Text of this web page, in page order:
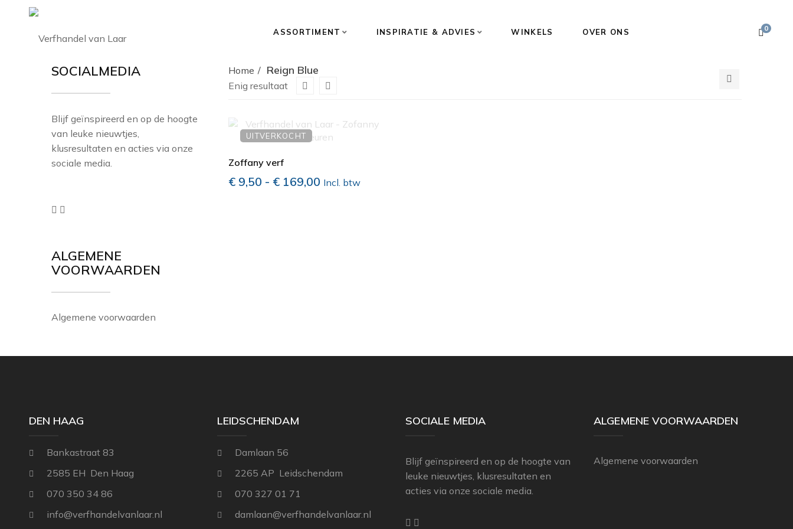
ASSORTIMENT INSPIRATIE & ADVIES WINKELS OVER ONS 0
Home Reign Blue
Enig resultaat
UITVERKOCHT
Zoffany verf
€ 9,50 - € 169,00 Prijsklasse:
Incl. btw
SOCIALMEDIA
Blijf geïnspireerd en op de hoogte
van leuke nieuwtjes,
klusresultaten en acties via onze
sociale media.
ALGEMENE
VOORWAARDEN
Algemene voorwaarden
DEN HAAG
Bankastraat 83
2585 EH Den Haag
070 350 34 86
info@verfhandelvanlaar.nl
LEIDSCHENDAM
Damlaan 56
2265 AP Leidschendam
070 327 01 71
damlaan@verfhandelvanlaar.nl
SOCIALE MEDIA
Blijf geïnspireerd en op de hoogte van
leuke nieuwtjes, klusresultaten en
acties via onze sociale media.
ALGEMENE VOORWAARDEN
Algemene voorwaarden